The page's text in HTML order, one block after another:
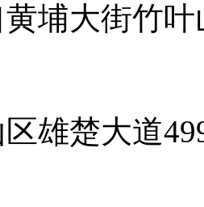
埔大街竹
雄楚大道